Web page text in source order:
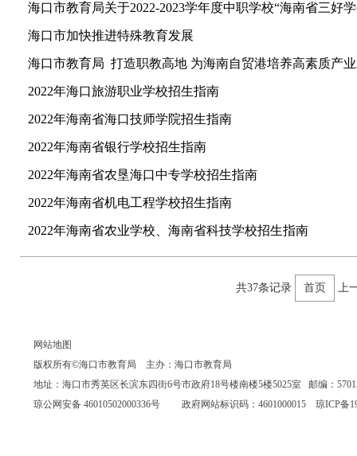
海口市教育局关于2022-2023学年度中职学校“海南省三好
海口市加快推进特殊教育发展
海口市教育局 打造职教高地 为海南自贸港培养高素质产
2022年海口旅游职业学校招生指南
2022年海南省海口技师学院招生指南
2022年海南省银行学校招生指南
2022年海南省农垦海口中专学校招生指南
2022年海南省机电工程学校招生指南
2022年海南省农业学校、海南省科技学校招生指南
共37条记录 首页 上
网站地图
版权所有©海口市教育局 主办：海口市教育局
地址：海口市秀英区长滨东四街6号市政府18号楼南楼5楼5025室 邮编：
琼公网安备 46010502000336号 政府网站标识码：4601000015 琼ICP备